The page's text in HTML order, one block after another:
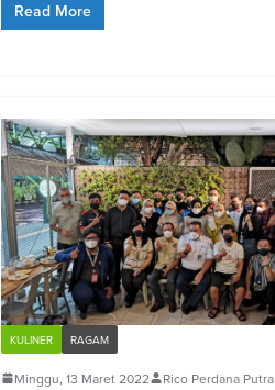
Read More
KULINER RAGAM
Minggu, 13 Maret 2022
Rico Perdana Putra